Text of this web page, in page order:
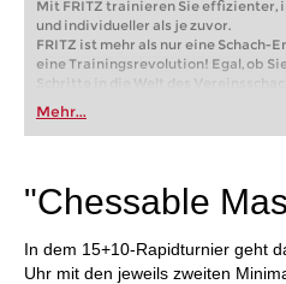
Mit FRITZ trainieren Sie effizienter,
und individueller als je zuvor.
FRITZ ist mehr als nur eine Schach-
eine Trainingsrevolution! Egal, ob
Schritte in die Welt des
oder bereits auf Turnierniveau
FRITZ trainieren Sie effizienter,
individueller als je zuvor.
Mehr...
"Chessable
In dem 15+10-Rapidturnier geht
Uhr mit den jeweils zweiten